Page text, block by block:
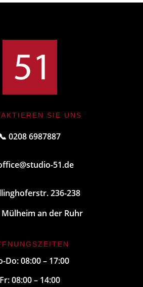
SIE UNS
📞 0208 6987887
51.de
236-238
Mülheim an der Ruhr
Do: 08:00 – 17:00
Fr: 08:00 – 14:00